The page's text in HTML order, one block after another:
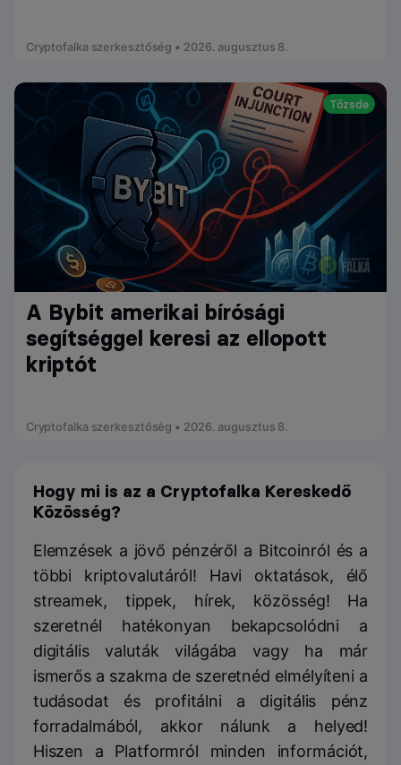
Cryptofalka szerkesztőség • 2026. augusztus 8.
Tőzsde
A Bybit amerikai bírósági
segítséggel keresi az ellopott
kriptót
Cryptofalka szerkesztőség • 2026. augusztus 8.
Hogy mi is az a Cryptofalka Kereskedő
Közösség?
Elemzések a jövő pénzéről a Bitcoinról és a
többi kriptovalutáról! Havi oktatások, élő
streamek, tippek, hírek, közösség! Ha
szeretnél hatékonyan bekapcsolódni a
digitális valuták világába vagy ha már
ismerős a szakma de szeretnéd elmélyíteni a
tudásodat és profitálni a digitális pénz
forradalmából, akkor nálunk a helyed!
Hiszen a Platformról minden információt,